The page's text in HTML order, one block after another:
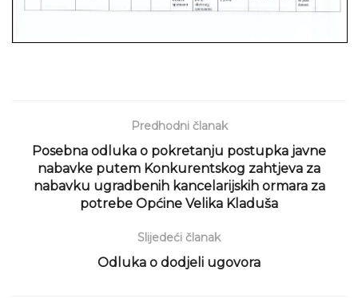
Predhodni članak
Posebna odluka o pokretanju postupka javne
nabavke putem Konkurentskog zahtjeva za
nabavku ugradbenih kancelarijskih ormara za
potrebe Općine Velika Kladuša
Slijedeći članak
Odluka o dodjeli ugovora